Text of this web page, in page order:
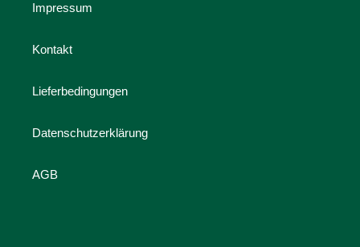
Impressum
Kontakt
Lieferbedingungen
Datenschutzerklärung
AGB